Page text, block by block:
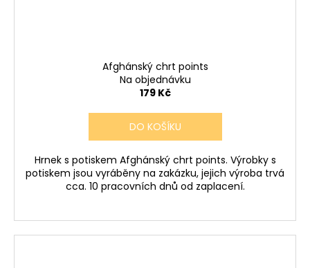
Afghánský chrt points
Na objednávku
179 Kč
DO KOŠÍKU
Hrnek s potiskem Afghánský chrt points. Výrobky s
potiskem jsou vyráběny na zakázku, jejich výroba trvá
cca. 10 pracovních dnů od zaplacení.